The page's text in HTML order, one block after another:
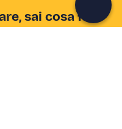
sai cosa fare